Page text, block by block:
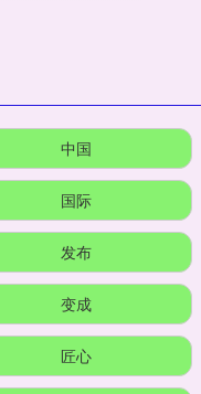
中国
国际
发布
变成
匠心